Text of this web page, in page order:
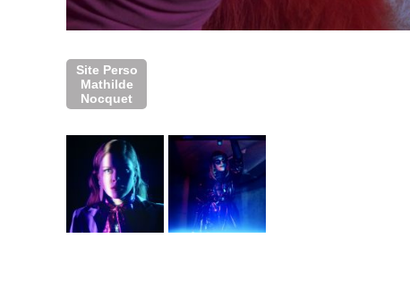
Site Perso
Mathilde
Nocquet